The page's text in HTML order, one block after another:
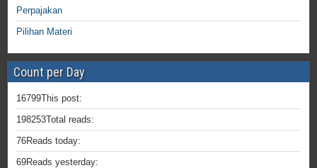
Perpajakan
Pilihan Materi
Count per Day
16799This post:
198253Total reads:
76Reads today:
69Reads yesterday: